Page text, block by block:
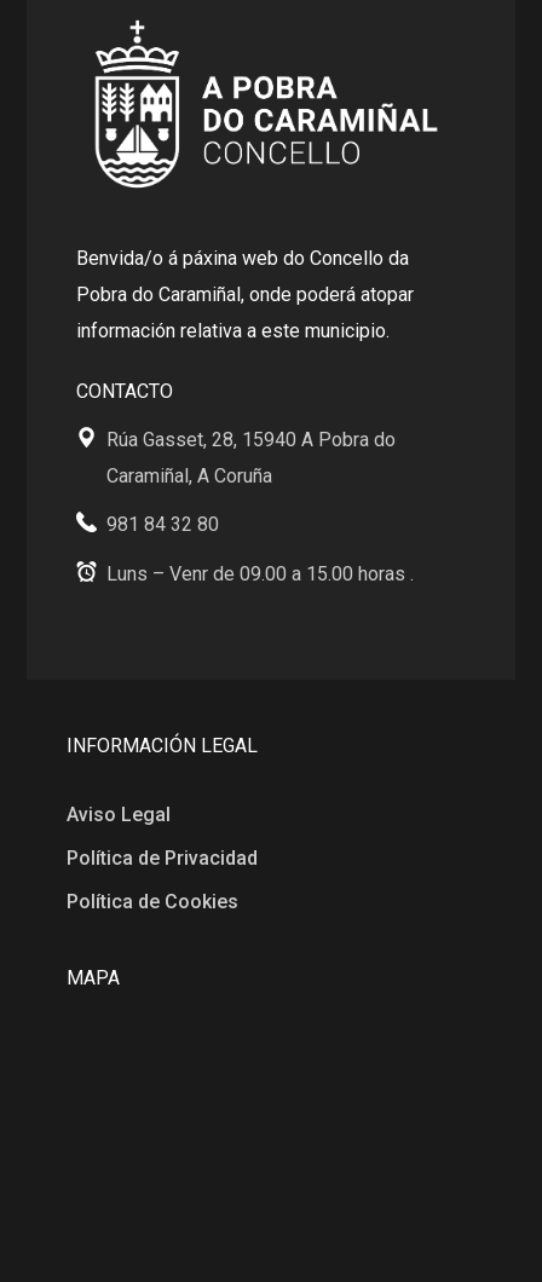
Benvida/o á páxina web do Concello da
Pobra do Caramiñal, onde poderá atopar
información relativa a este municipio.
CONTACTO
Rúa Gasset, 28, 15940 A Pobra do
Caramiñal, A Coruña
981 84 32 80
Luns – Venr de 09.00 a 15.00 horas .
INFORMACIÓN LEGAL
Aviso Legal
Política de Privacidad
Política de Cookies
MAPA